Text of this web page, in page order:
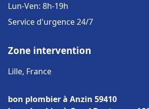
Lun-Ven: 8h-19h
Service d'urgence 24/7
Zone intervention
Lille, France
bon plombier à Anzin 59410